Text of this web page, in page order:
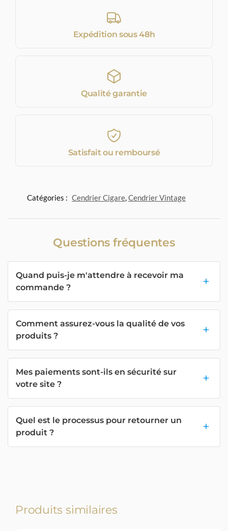
Expédition sous 48h
Qualité garantie
Satisfait ou remboursé
Catégories : Cendrier Cigare,Cendrier Vintage
Questions fréquentes
Quand puis-je m'attendre à recevoir ma
commande ?
Comment assurez-vous la qualité de vos
produits ?
Mes paiements sont-ils en sécurité sur
votre site ?
Quel est le processus pour retourner un
produit ?
Produits similaires